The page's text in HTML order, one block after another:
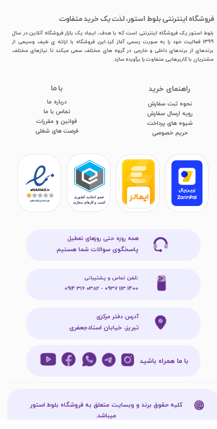
فروشگاه اینترنتی بلوط استور، لذت یک خرید متفاوت
بلوط استور یک فروشگاه اینترنتی است که با هدف، ایجاد یک بازار فروشگاه آنلاین در سال
1399 فعالیت خود را به صورت رسمی آغاز کرد.این فروشگاه با ارائه ی طیف وسیعی از
برندهای از برندهای داخلی و خارجی در گروه های مختلف سعی میکند تا نیازهای مختلف
مشتریان با کاربرهایی متفاوت را برآورده سازد.
با ما
درباره ما
تماس با ما
قوانین و مقررات
فرصت های شغلی
​راهنمای خرید
نحوه ثبت سفارش
رویه ارسال سفارش
شیوه های پرداخت
​​​​​​​حریم خصوصی
با ما همراه باشید
همه روزه حتی روزهای تعطیل
پاسخگوی سوالات شما هستیم
آدرس دفتر مرکزی
تبریز، خیابان استادجعفری
تلفن تماس و پشتیبانی
1400 113 0937 - 0382 316 0914
کلیه حقوق برند و وبسایت متعلق به فروشگاه بلوط استور
میباشد.​​​​​​​